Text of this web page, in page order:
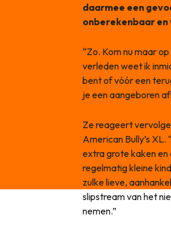
daarmee een
onberekenbaar en
“Zo. Kom nu maar
verleden weet ik
bent of vóór een
je een aangeboren
Ze reageert
American Bully’s
extra grote kaken en
regelmatig kleine
zulke lieve,
slipstream van het
nemen.”